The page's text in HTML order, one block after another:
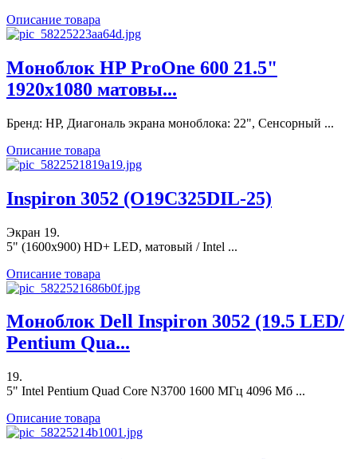
Описание товара
Моноблок HP ProOne 600 21.5"
1920x1080 матовы...
Бренд: HP, Диагональ экрана моноблока: 22", Сенсорный ...
Описание товара
Inspiron 3052 (O19C325DIL-25)
Экран 19.
5" (1600x900) HD+ LED, матовый / Intel ...
Описание товара
Моноблок Dell Inspiron 3052 (19.5 LED/
Pentium Qua...
19.
5" Intel Pentium Quad Core N3700 1600 МГц 4096 Мб ...
Описание товара